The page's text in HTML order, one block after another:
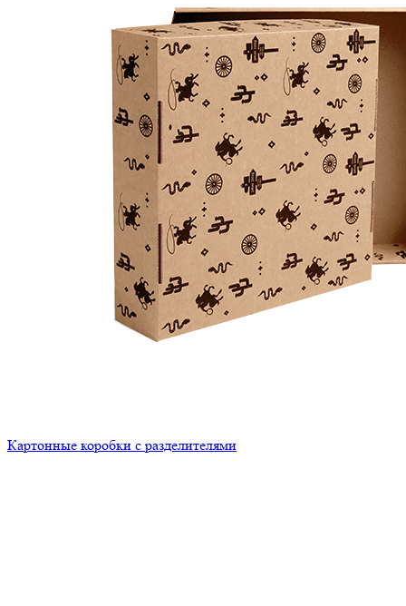
Картонные коробки с разделителями